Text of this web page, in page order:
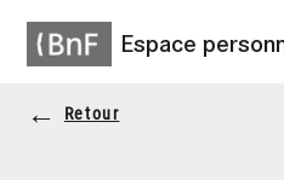
Espace
Retour